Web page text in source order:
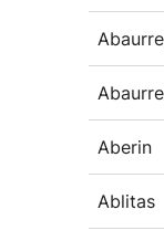
Aberin
Ablitas